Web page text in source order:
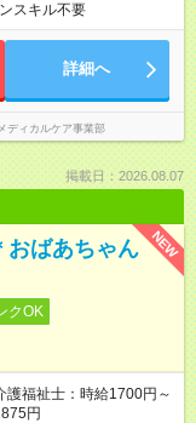
スキル不要
詳細へ
ディカルケア事業部
掲載日：2026.08.07
NEW
おばあちゃん
クOK
福祉士：時給1700円～
円